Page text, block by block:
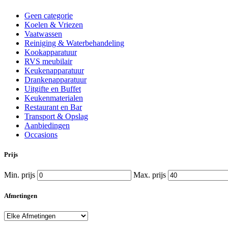
Geen categorie
Koelen & Vriezen
Vaatwassen
Reiniging & Waterbehandeling
Kookapparatuur
RVS meubilair
Keukenapparatuur
Drankenapparatuur
Uitgifte en Buffet
Keukenmaterialen
Restaurant en Bar
Transport & Opslag
Aanbiedingen
Occasions
Prijs
Min. prijs Max. prijs
Afmetingen